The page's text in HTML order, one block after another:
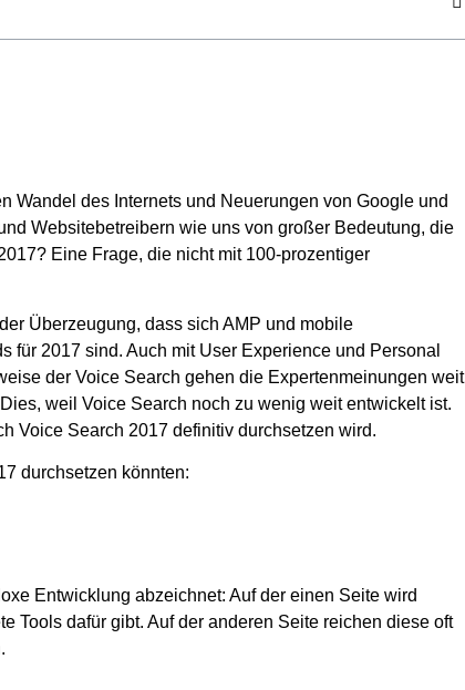
Wandel des Internets und Neuerungen von Google und
Websitebetreibern wie uns von großer Bedeutung, die
Eine Frage, die nicht mit 100-prozentiger
Überzeugung, dass sich AMP und mobile
2017 sind. Auch mit User Experience und Personal
der Voice Search gehen die Expertenmeinungen weit
weil Voice Search noch zu wenig weit entwickelt ist.
Voice Search 2017 definitiv durchsetzen wird.
durchsetzen könnten:
Entwicklung abzeichnet: Auf der einen Seite wird
Tools dafür gibt. Auf der anderen Seite reichen diese oft